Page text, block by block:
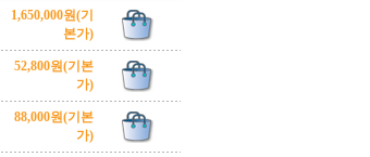
1,650,000원(기
본가)
52,800원(기본
가)
88,000원(기본
가)